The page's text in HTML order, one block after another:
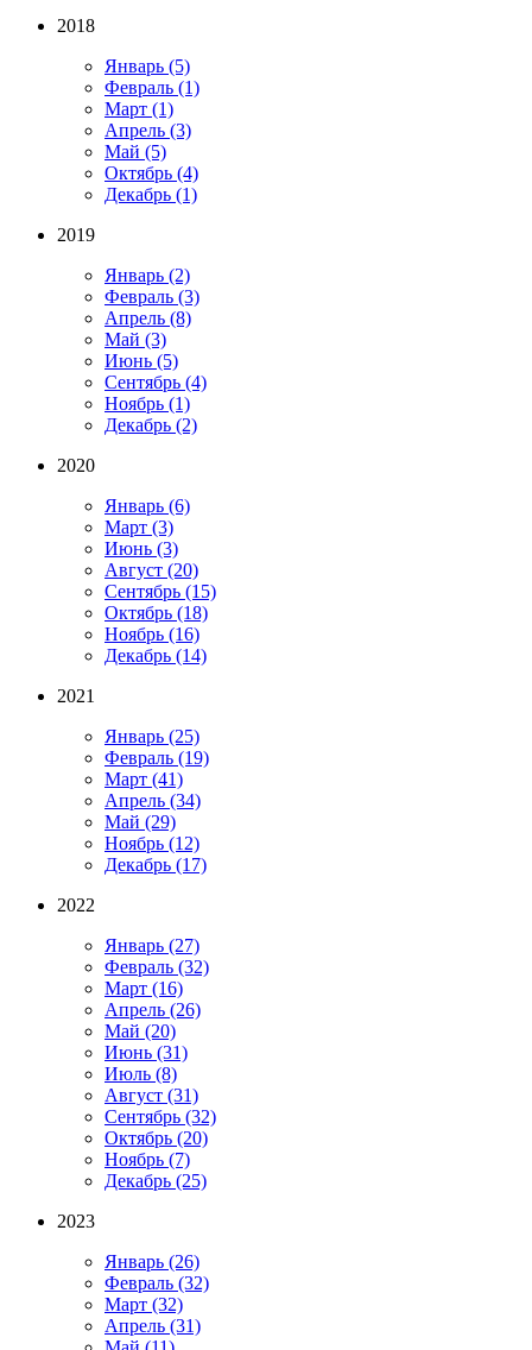
2018
Январь (5)
Февраль (1)
Март (1)
Апрель (3)
Май (5)
Октябрь (4)
Декабрь (1)
2019
Январь (2)
Февраль (3)
Апрель (8)
Май (3)
Июнь (5)
Сентябрь (4)
Ноябрь (1)
Декабрь (2)
2020
Январь (6)
Март (3)
Июнь (3)
Август (20)
Сентябрь (15)
Октябрь (18)
Ноябрь (16)
Декабрь (14)
2021
Январь (25)
Февраль (19)
Март (41)
Апрель (34)
Май (29)
Ноябрь (12)
Декабрь (17)
2022
Январь (27)
Февраль (32)
Март (16)
Апрель (26)
Май (20)
Июнь (31)
Июль (8)
Август (31)
Сентябрь (32)
Октябрь (20)
Ноябрь (7)
Декабрь (25)
2023
Январь (26)
Февраль (32)
Март (32)
Апрель (31)